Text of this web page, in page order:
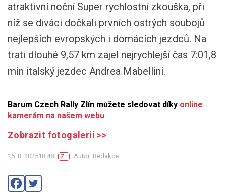
atraktivní noční Super rychlostní zkouška, při
níž se diváci dočkali prvních ostrých soubojů
nejlepších evropských i domácích jezdců. Na
trati dlouhé 9,57 km zajel nejrychlejší čas 7:01,8
min italský jezdec Andrea Mabellini.
Barum Czech Rally Zlín můžete sledovat díky online
kamerám na našem webu.
Zobrazit fotogalerii >>
16. 8. 202518:48 ZL Autor: Redakce